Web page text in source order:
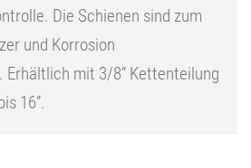
Die Schienen sind zum
und Korrosion
Erhältlich mit 3/8” Kettenteilung
16”.